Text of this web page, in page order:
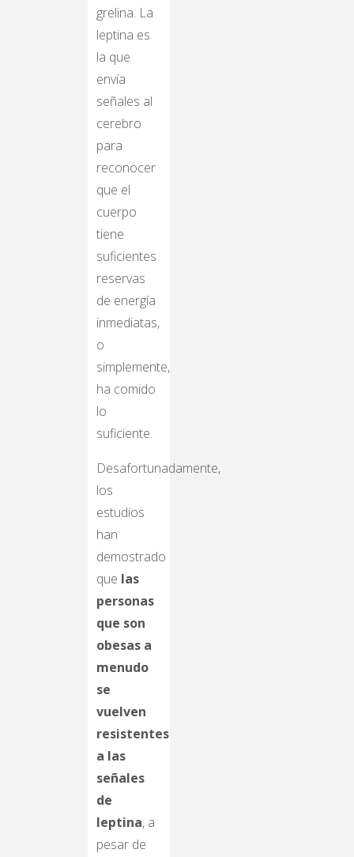
grelina. La
leptina es
la que
envía
señales al
cerebro
para
reconocer
que el
cuerpo
tiene
suficientes
reservas
de energía
inmediatas,
o
simplemente,
ha comido
lo
suficiente.
Desafortunadamente,
los
estudios
han
demostrado
que las
personas
que son
obesas a
menudo
se
vuelven
resistentes
a las
señales
de
leptina, a
pesar de